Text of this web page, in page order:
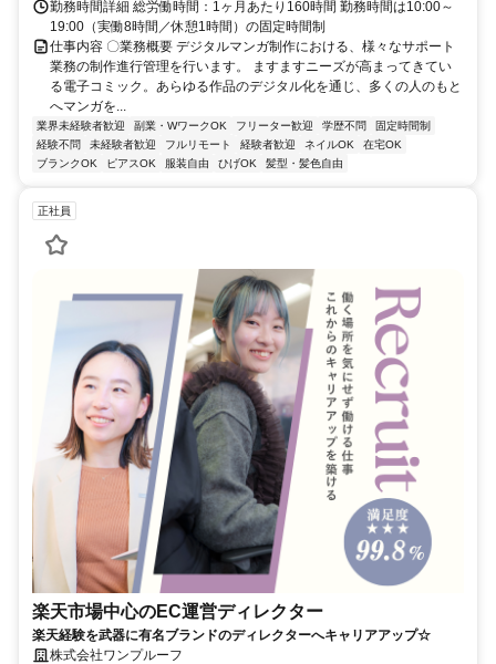
勤務時間詳細 総労働時間：1ヶ月あたり160時間 勤務時間は10:00～
19:00（実働8時間／休憩1時間）の固定時間制
仕事内容 〇業務概要 デジタルマンガ制作における、様々なサポート
業務の制作進行管理を行います。 ますますニーズが高まってきてい
る電子コミック。あらゆる作品のデジタル化を通じ、多くの人のもと
へマンガを...
業界未経験者歓迎 副業・WワークOK フリーター歓迎 学歴不問
固定時間制
経験不問
未経験者歓迎 フルリモート 経験者歓迎 ネイルOK
在宅OK
ブランクOK
ピアスOK 服装自由 ひげOK 髪型・髪色自由
正社員
楽天市場中心のEC運営ディレクター
楽天経験を武器に有名ブランドのディレクターへキャリアアップ☆
株式会社ワンプルーフ